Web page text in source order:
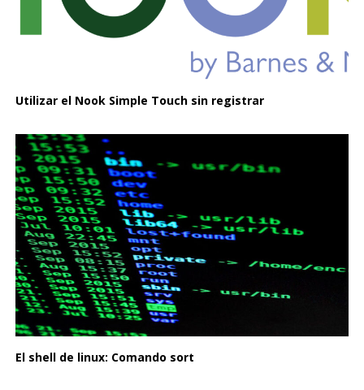
Utilizar el Nook Simple Touch sin registrar
El shell de linux: Comando sort